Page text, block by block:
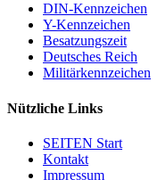
DIN-Kennzeichen
Y-Kennzeichen
Besatzungszeit
Deutsches Reich
Militärkennzeichen
Nützliche Links
SEITEN Start
Kontakt
Impressum